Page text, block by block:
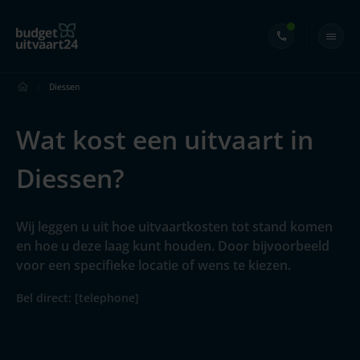
Diessen
Wat kost een uitvaart in
Diessen?
Wij leggen u uit hoe uitvaartkosten tot stand komen
en hoe u deze laag kunt houden. Door bijvoorbeeld
voor een specifieke locatie of wens te kiezen.
Bel direct: [telephone]